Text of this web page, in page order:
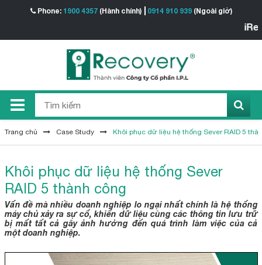
Phone: 1900 4357(Hành chính) 0914 910 939(Ngoài giờ)
Trang chủ Case Study Khôi phục dữ liệu hệ thống Sever RAID 5
Khôi phục dữ liệu hệ thống Sever
RAID 5 thành công
Vấn đề mà nhiều doanh nghiệp lo ngại nhất chính là hệ thống
máy chủ xảy ra sự cố, khiến dữ liệu cùng các thông tin lưu trữ
bị mất tất cả gây ảnh hưởng đến quá trình làm việc của cả
một doanh nghiệp.